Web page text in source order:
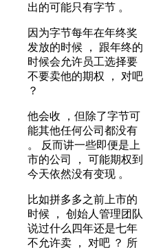
出的可能只有字节 。
因为字节每年在年终奖
发放的时候 ， 跟年终的
时候会允许员工选择要
不要卖他的期权 ， 对吧
？
他会收 ，但除了字节可
能其他任何公司都没有
。 反而讲一些即便是上
市的公司 ， 可能期权到
今天依然没有变现 。
比如拼多多之前上市的
时候 ， 创始人管理团队
说过什么四年还是七年
不允许卖 ， 对吧 ？ 所